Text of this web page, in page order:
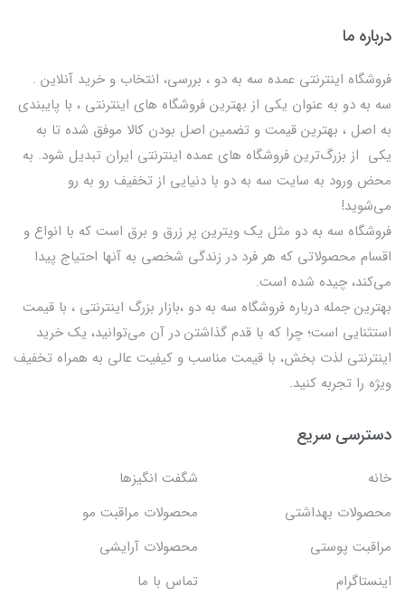
درباره ما
فروشگاه اینترنتی عمده سه به دو ، بررسی، انتخاب و خرید آنلاین .
سه به دو به عنوان یکی از بهترين فروشگاه های اینترنتی ، با پایبندی
به اصل ، بهترين قيمت و تضمین اصل‌ بودن کالا موفق شده تا به
يكي از بزرگ‌ترين فروشگاه هاي عمده اینترنتی ایران تبدیل شود. به
محض ورود به سایت سه به دو با دنیایی از تخفيف رو به رو
می‌شوید!
فروشگاه سه به دو مثل یک ویترین پر زرق و برق است که با انواع و
اقسام محصولاتی که هر فرد در زندگی شخصی به آنها احتیاج پیدا
می‌کند، چیده شده است.
بهترين جمله درباره فروشگاه سه به دو ،بازار بزرگ اینترنتی ، با قيمت
استثنايي است؛ چرا که با قدم گذاشتن در آن می‌توانید، یک خرید
اینترنتی لذت بخش، با قیمت مناسب و کیفیت عالی به همراه تخفیف
ویژه را تجربه کنید.
دسترسی سریع
خانه
شگفت انگيزها
محصولات بهداشتي
محصولات مراقبت مو
مراقبت پوستی
محصولات آرایشی
اینستاگرام
تماس با ما